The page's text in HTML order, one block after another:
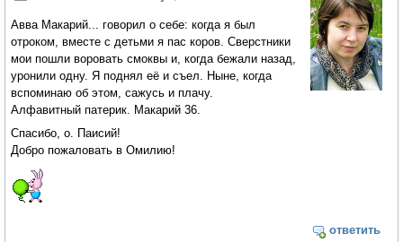
Авва Макарий... говорил о себе: когда я был
отроком, вместе с детьми я пас коров. Сверстники
мои пошли воровать смоквы и, когда бежали назад,
уронили одну. Я поднял её и съел. Ныне, когда
вспоминаю об этом, сажусь и плачу.
Алфавитный патерик. Макарий 36.
Спасибо, о. Паисий!
Добро пожаловать в Омилию!
ответить